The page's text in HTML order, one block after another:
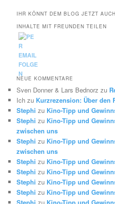
IHR KÖNNT DEM BLOG JETZT
INHALTE MIT FREUNDEN TEILEN
NEUE KOMMENTARE
Sven Donner & Lars Bednorz zu
Ich zu Kurzrezension: Über den
Stephi zu Kino-Tipp und
Stephi zu Kino-Tipp und
zwischen uns
Stephi zu Kino-Tipp und
zwischen uns
Stephi zu Kino-Tipp und
Stephi zu Kino-Tipp und
Stephi zu Kino-Tipp und
Stephi zu Kino-Tipp und